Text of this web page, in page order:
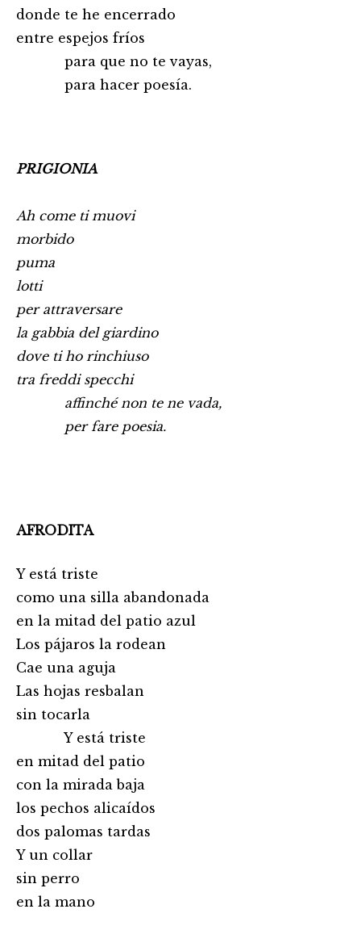
donde te he encerrado
entre espejos fríos
para que no te vayas,
para hacer poesía.
PRIGIONIA
Ah come ti muovi
morbido
puma
lotti
per attraversare
la gabbia del giardino
dove ti ho rinchiuso
tra freddi specchi
affinché non te ne vada,
per fare poesia.
AFRODITA
Y está triste
como una silla abandonada
en la mitad del patio azul
Los pájaros la rodean
Cae una aguja
Las hojas resbalan
sin tocarla
Y está triste
en mitad del patio
con la mirada baja
los pechos alicaídos
dos palomas tardas
Y un collar
sin perro
en la mano